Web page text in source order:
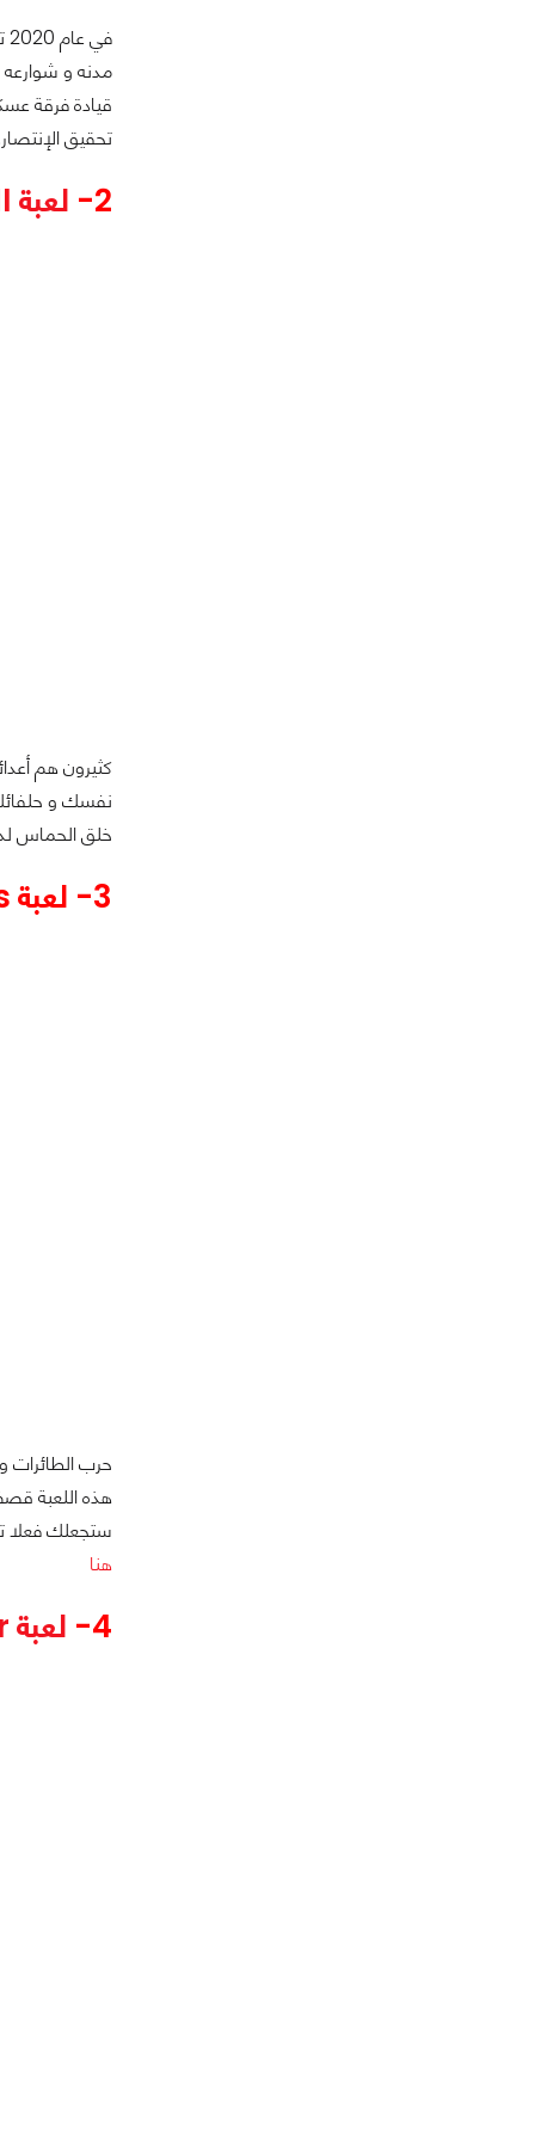
مدنه و شوارعه
قيادة فرقة
تحقيق الإنتصار. سعرها
2- لعبة Infinity Blade III
كثيرون هم
نفسك و
خلق الحماس لديك
3- لعبة Sky Gamblers: Storm Raiders
هذه اللعبة
ستجعلك فعلا
هنا
4- لعبة Modern Combat 4: Zero Hour